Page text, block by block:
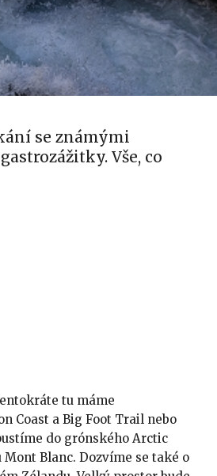
se známými
Vše, co
tu máme
Coast a Big Foot Trail nebo
do grónského Arctic
Blanc. Dozvíme se také o